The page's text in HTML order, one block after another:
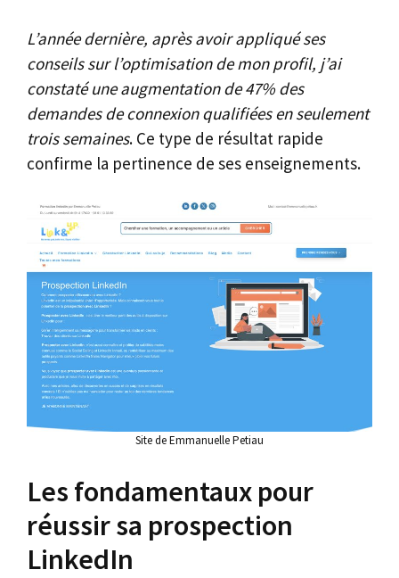
L’année dernière, après avoir appliqué ses
conseils sur l’optimisation de mon profil, j’ai
constaté une augmentation de 47% des
demandes de connexion qualifiées en seulement
trois semaines. Ce type de résultat rapide
confirme la pertinence de ses enseignements.
Site de Emmanuelle Petiau
Les fondamentaux pour
réussir sa prospection
LinkedIn